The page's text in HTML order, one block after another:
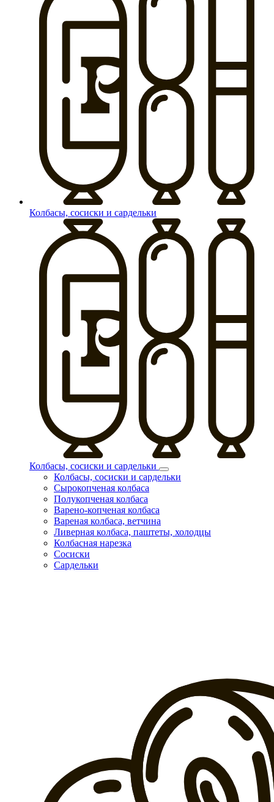
Колбасы, сосиски и сардельки
Колбасы, сосиски и сардельки
Колбасы, сосиски и сардельки
Сырокопченая колбаса
Полукопченая колбаса
Варено-копченая колбаса
Вареная колбаса, ветчина
Ливерная колбаса, паштеты, холодцы
Колбасная нарезка
Сосиски
Сардельки